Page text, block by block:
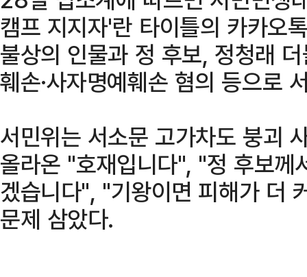
캠프 지지자'란 타이틀의 카카오
불상의 인물과 정 후보, 정청래
훼손·사자명예훼손 혐의 등으로
서민위는 서소문 고가차도 붕괴
올라온 "호재입니다", "정 후보께
겠습니다", "기왕이면 피해가 더
문제 삼았다.